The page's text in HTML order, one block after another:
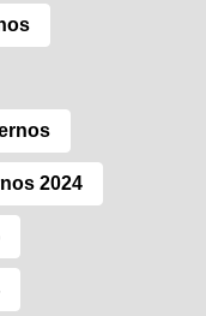
2024